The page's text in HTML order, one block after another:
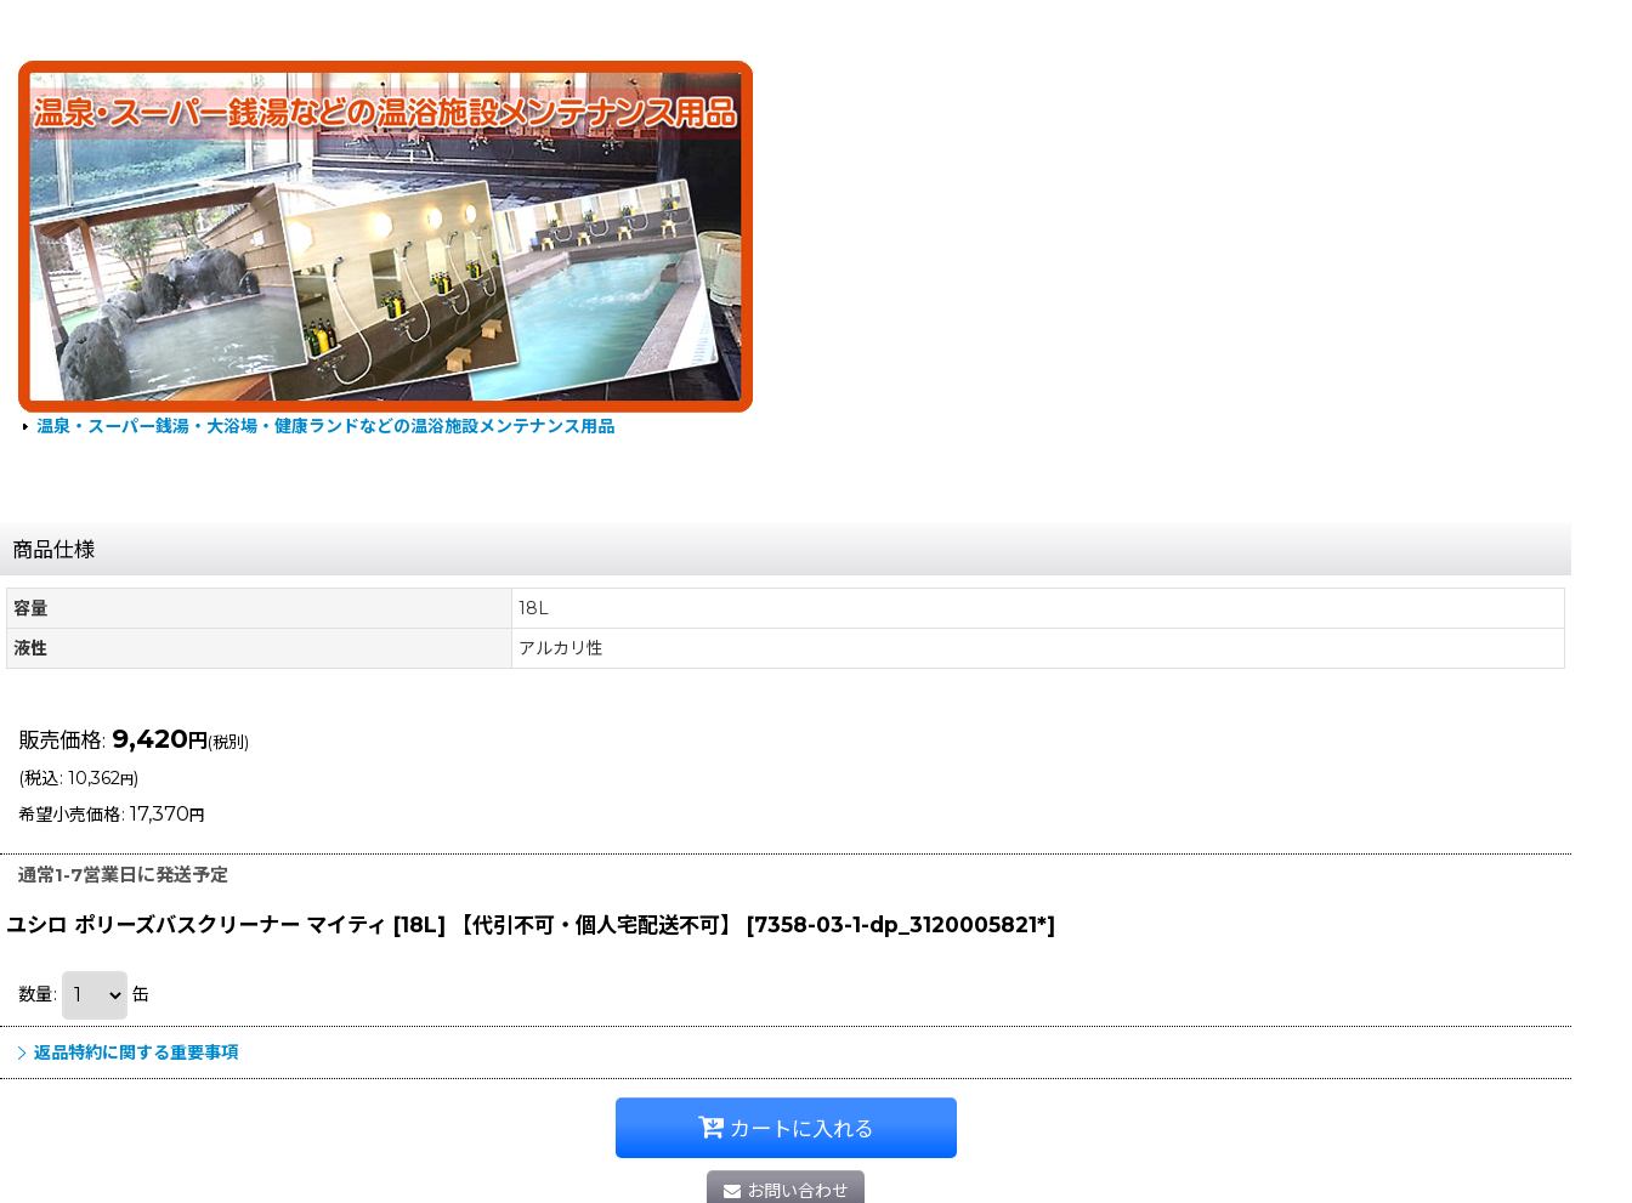
温泉・スーパー銭湯・大浴場・健康ランドなどの温浴施設メンテナンス用品
商品仕様
容量
18L
液性
アルカリ性
販売価格: 9,420円(税別)
(税込: 10,362円)
希望小売価格: 17,370 円
通常1-7営業日に発送予定
ユシロ ポリーズバスクリーナー マイティ [18L] 【代引不可・個人宅配送不可】 [7358-03-1-dp_3120005821*]
数量: 缶
返品特約に関する重要事項
カートに入れる
お問い合わせ